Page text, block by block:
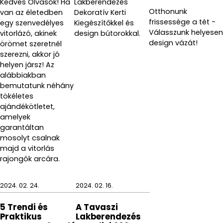
kivitelezett terméke ötvözi a három Vesta által
legfontosabbnak tartott tulajdonságokat:
1. a divatos hátteret
2. érzelmek megjelenítését
3. mindezt az öko fenntarthatóság jegyében
Tisztítási tippek:
Használjon puha törlőkendőt üvegtisztító szerekkel
(feltéve, hogy azok nem tartalmaznak alkoholos
vagy súroló hatású anyagokat).
puha mikroszálas kendővel eltávolíthatók.a
Kedves Olvasók! Ha
van az életedben
egy szenvedélyes
vitorlázó, akinek
örömet szeretnél
szerezni, akkor jó
helyen jársz! Az
alábbiakban
bemutatunk néhány
tökéletes
ajándékötletet,
amelyek
garantáltan
mosolyt csalnak
majd a vitorlás
rajongók arcára.
Lakberendezés
Dekoratív Kerti
Kiegészítőkkel és
design bútorokkal.
Otthonunk
frissessége a tét -
Válasszunk helyesen
design vázát!
2024. 02. 24.
5 Trendi és
Praktikus
2024. 02. 16.
A Tavaszi
Lakberendezés